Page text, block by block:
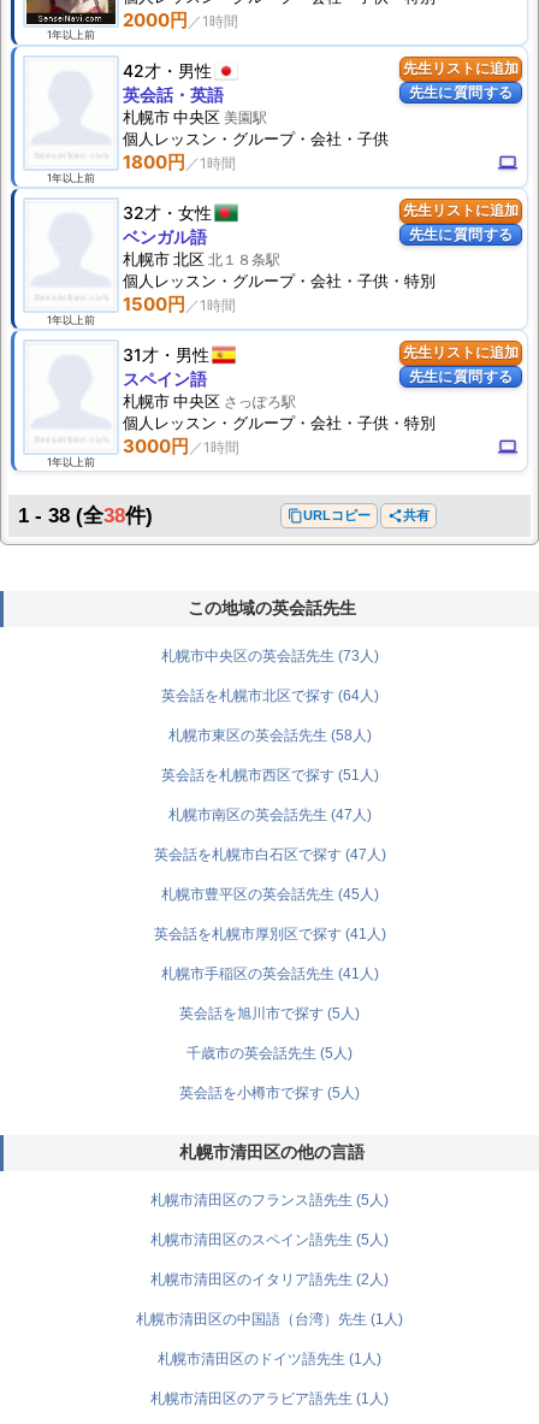
1年以上前
2000円
先生リストに追加
先生に質問する
1年以上前
42才 男性
1800円 computer
英会話・英語
札幌市 中央区 美園駅
個人 レッスン ・グループ・会社・子供
先生リストに追加
先生に質問する
1年以上前
32才 女性
1500円
ベンガル語
札幌市 北区 北１８条駅
個人 レッスン ・グループ・会社・子供・特別
先生リストに追加
先生に質問する
1年以上前
31才 男性
3000円 computer
スペイン語
札幌市 中央区 さっぽろ駅
個人 レッスン ・グループ・会社・子供・特別
1 - 38 (全38件) content_copyURLコピー share共有
この地域の英会話先生
札幌市中央区の英会話先生 (73人)
英会話を札幌市北区で探す (64人)
札幌市東区の英会話先生 (58人)
英会話を札幌市西区で探す (51人)
札幌市南区の英会話先生 (47人)
英会話を札幌市白石区で探す (47人)
札幌市豊平区の英会話先生 (45人)
英会話を札幌市厚別区で探す (41人)
札幌市手稲区の英会話先生 (41人)
英会話を旭川市で探す (5人)
千歳市の英会話先生 (5人)
英会話を小樽市で探す (5人)
札幌市清田区の他の言語
札幌市清田区のフランス語先生 (5人)
札幌市清田区のスペイン語先生 (5人)
札幌市清田区のイタリア語先生 (2人)
札幌市清田区の中国語（台湾）先生 (1人)
札幌市清田区のドイツ語先生 (1人)
札幌市清田区のアラビア語先生 (1人)